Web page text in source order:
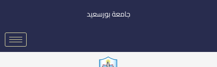
جامعة بورسعيد